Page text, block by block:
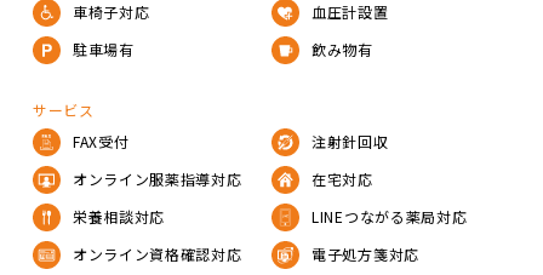
車椅子対応
血圧計設置
駐車場有
飲み物有
サービス
FAX受付
注射針回収
オンライン服薬指導対応
在宅対応
栄養相談対応
LINEつながる薬局対応
オンライン資格確認対応
電子処方箋対応